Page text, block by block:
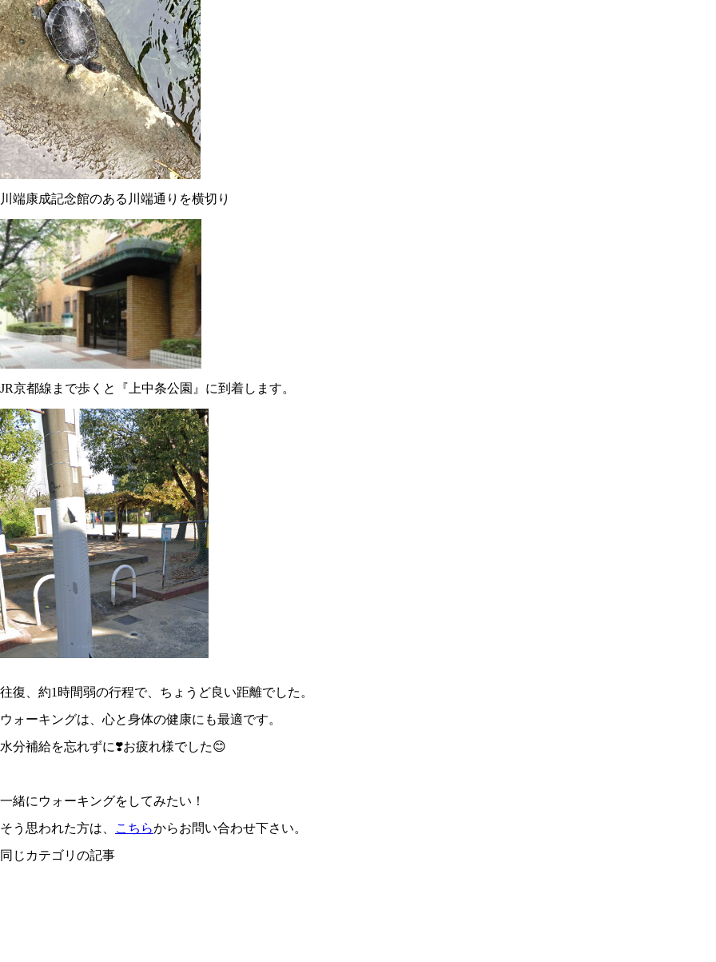
川端康成記念館のある川端通りを横切り
JR京都線まで歩くと『上中条公園』に到着します。
往復、約1時間弱の行程で、ちょうど良い距離でした。
ウォーキングは、心と身体の健康にも最適です。
水分補給を忘れずに❣️お疲れ様でした😊
一緒にウォーキングをしてみたい！
そう思われた方は、
こちらからお問い合わせ下さい。
同じカテゴリの記事